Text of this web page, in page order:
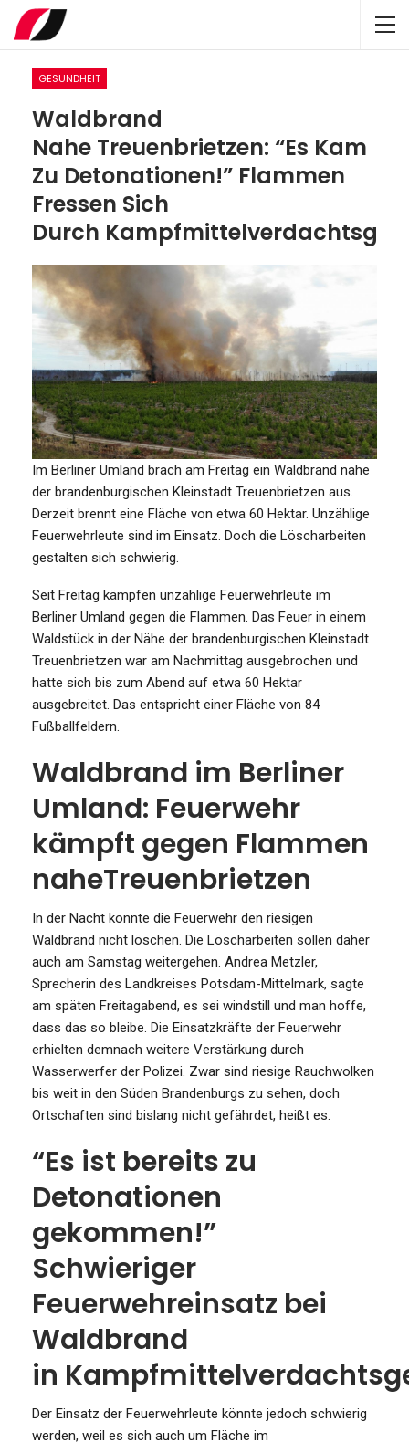
GESUNDHEIT
Waldbrand
Nahe Treuenbrietzen: “Es Kam
Zu Detonationen!” Flammen
Fressen Sich
Durch
Im Berliner Umland brach am Freitag ein Waldbrand nahe
der brandenburgischen Kleinstadt Treuenbrietzen aus.
Derzeit brennt eine Fläche von etwa 60 Hektar. Unzählige
Feuerwehrleute sind im Einsatz. Doch die Löscharbeiten
gestalten sich schwierig.
Seit Freitag kämpfen unzählige Feuerwehrleute im
Berliner Umland gegen die Flammen. Das Feuer in einem
Waldstück in der Nähe der brandenburgischen Kleinstadt
Treuenbrietzen war am Nachmittag ausgebrochen und
hatte sich bis zum Abend auf etwa 60 Hektar
ausgebreitet. Das entspricht einer Fläche von 84
Fußballfeldern.
Waldbrand im Berliner
Umland: Feuerwehr
kämpft gegen Flammen
naheTreuenbrietzen
In der Nacht konnte die Feuerwehr den riesigen
Waldbrand nicht löschen. Die Löscharbeiten sollen daher
auch am Samstag weitergehen. Andrea Metzler,
Sprecherin des Landkreises Potsdam-Mittelmark, sagte
am späten Freitagabend, es sei windstill und man hoffe,
dass das so bleibe. Die Einsatzkräfte der Feuerwehr
erhielten demnach weitere Verstärkung durch
Wasserwerfer der Polizei. Zwar sind riesige Rauchwolken
bis weit in den Süden Brandenburgs zu sehen, doch
Ortschaften sind bislang nicht gefährdet, heißt es.
“Es ist bereits zu
Detonationen
gekommen!”
Schwieriger
Feuerwehreinsatz bei
Waldbrand
in
Der Einsatz der Feuerwehrleute könnte jedoch schwierig
werden, weil es sich auch um Fläche im